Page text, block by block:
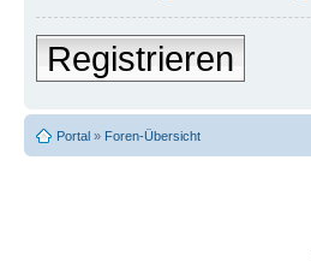
Registrieren
Portal » Foren-Übersicht